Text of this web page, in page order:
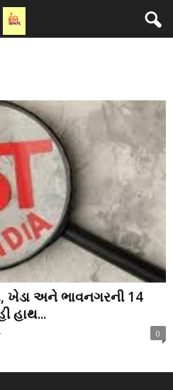
ખેડા અને ભાવનગરની 14
હાથ...
0